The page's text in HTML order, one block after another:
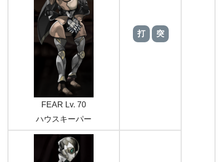
FEAR Lv. 70
ハウスキーパー
打 突